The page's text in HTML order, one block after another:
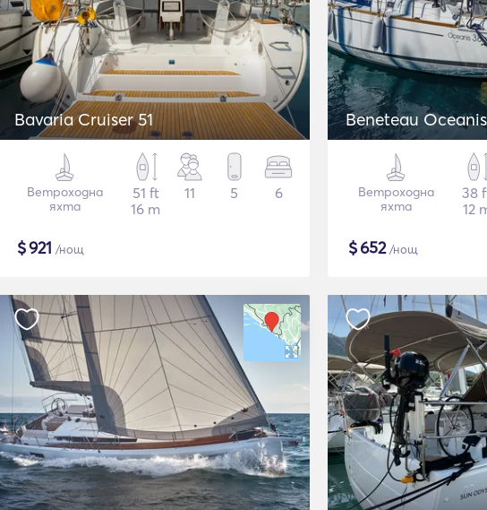
Bavaria Cruiser 51
Ветроходна
яхта
51 ft
16 m
11 5 6
$921 /нощ
Beneteau Oceanis
Ветроходна
яхта
38
12
$652/нощ